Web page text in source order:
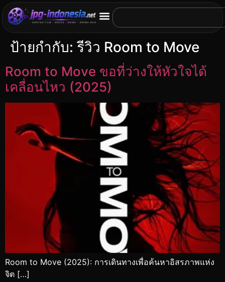
ป้ายกำกับ:รีวิว Room to Move
Room to Move ขอที่ว่างให้หัวใจได้
เคลื่อนไหว (2025)
Room to Move (2025): การเดินทางเพื่อค้นหาอิสรภาพแห่ง
จิต […]